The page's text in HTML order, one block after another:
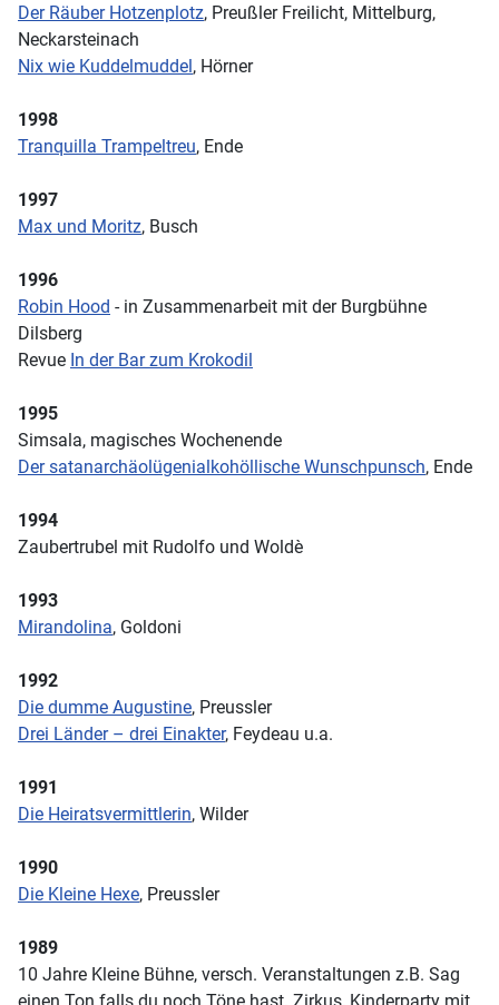
Der Räuber Hotzenplotz, Preußler Freilicht, Mittelburg,
Neckarsteinach
Nix wie Kuddelmuddel, Hörner
1998
Tranquilla Trampeltreu, Ende
1997
Max und Moritz, Busch
1996
Robin Hood - in Zusammenarbeit mit der Burgbühne
Dilsberg
Revue In der Bar zum Krokodil
1995
Simsala, magisches Wochenende
Der satanarchäolügenialkohöllische Wunschpunsch, Ende
1994
Zaubertrubel mit Rudolfo und Woldè
1993
Mirandolina, Goldoni
1992
Die dumme Augustine, Preussler
Drei Länder – drei Einakter, Feydeau u.a.
1991
Die Heiratsvermittlerin, Wilder
1990
Die Kleine Hexe, Preussler
1989
10 Jahre Kleine Bühne, versch. Veranstaltungen z.B. Sag